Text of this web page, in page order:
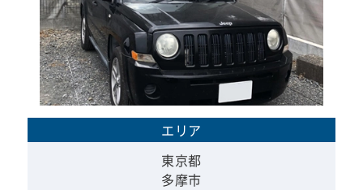
エリア
東京都
多摩市